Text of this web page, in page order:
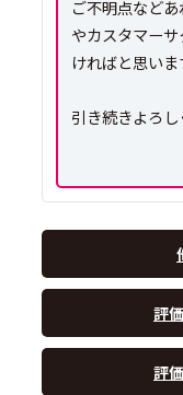
ご不明点など
やカスタマー
ければと思いま
引き続きよろし
評
評